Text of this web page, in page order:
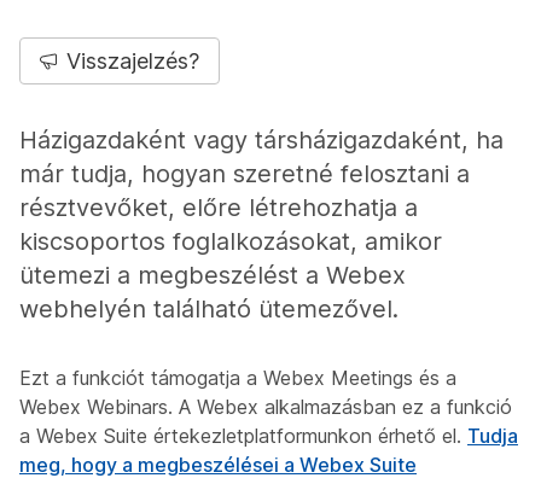
Visszajelzés?
Házigazdaként vagy társházigazdaként, ha
már tudja, hogyan szeretné felosztani a
résztvevőket, előre létrehozhatja a
kiscsoportos foglalkozásokat, amikor
ütemezi a megbeszélést a Webex
webhelyén található ütemezővel.
Ezt a funkciót támogatja a Webex Meetings és a
Webex Webinars. A Webex alkalmazásban ez a funkció
a Webex Suite értekezletplatformunkon érhető el. Tudja
meg, hogy a megbeszélései a Webex Suite